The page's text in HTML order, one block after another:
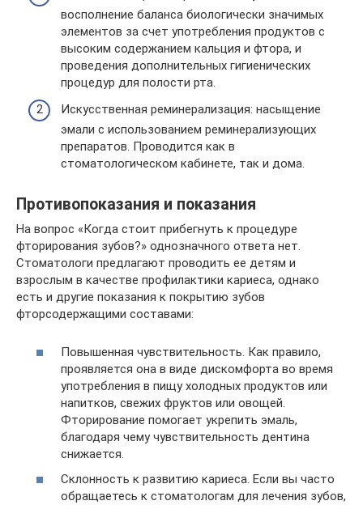
восполнение баланса биологически значимых
элементов за счет употребления продуктов с
высоким содержанием кальция и фтора, и
проведения дополнительных гигиенических
процедур для полости рта.
Искусственная реминерализация: насыщение
эмали с использованием реминерализующих
препаратов. Проводится как в
стоматологическом кабинете, так и дома.
Противопоказания и показания
На вопрос «Когда стоит прибегнуть к процедуре
фторирования зубов?» однозначного ответа нет.
Стоматологи предлагают проводить ее детям и
взрослым в качестве профилактики кариеса, однако
есть и другие показания к покрытию зубов
фторсодержащими составами:
Повышенная чувствительность. Как правило,
проявляется она в виде дискомфорта во время
употребления в пищу холодных продуктов или
напитков, свежих фруктов или овощей.
Фторирование помогает укрепить эмаль,
благодаря чему чувствительность дентина
снижается.
Склонность к развитию кариеса. Если вы часто
обращаетесь к стоматологам для лечения зубов,